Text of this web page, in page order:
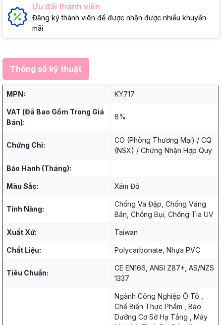
Ưu đãi thành viên
Đăng ký thành viên để được nhận được nhiều khuyến
mãi
Thông số kỹ thuật
MPN: KY717
VAT (Đã Bao Gồm Trong Giá
Bán):
8%
Chứng Chỉ:
CO (Phòng Thương Mại) / CQ
(NSX) / Chứng Nhận Hợp Quy
Bảo Hành (Tháng):
Màu Sắc: Xám Đỏ
Tính Năng:
Chống Va Đập, Chống Văng
Bắn, Chống Bụi, Chống Tia UV
Xuất Xứ: Taiwan
Chất Liệu: Polycarbonate, Nhựa PVC
Tiêu Chuẩn:
CE EN166, ANSI Z87+, AS/NZS
1337
Ngành Công Nghiệp Ô Tô ,
Chế Biến Thực Phẩm , Bảo
Dưỡng Cơ Sở Hạ Tầng , Máy